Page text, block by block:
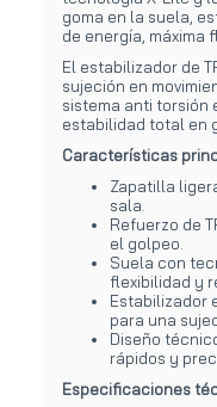
goma en la suela,
de energía, máxima
El estabilizador de
sujeción en
sistema anti torsión
estabilidad total en
Características
Zapatilla
sala.
Refuerzo de
el golpeo.
Suela con
flexibilidad y
Estabilizador
para una
Diseño
rápidos y
Especificaciones